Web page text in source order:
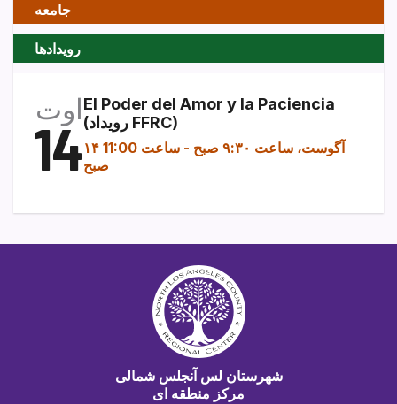
جامعه
رویدادها
اوت
14
El Poder del Amor y la Paciencia
(رویداد FFRC)
۱۴ آگوست، ساعت ۹:۳۰ صبح -
ساعت 11:00
صبح
شهرستان لس آنجلس شمالی
مرکز منطقه ای